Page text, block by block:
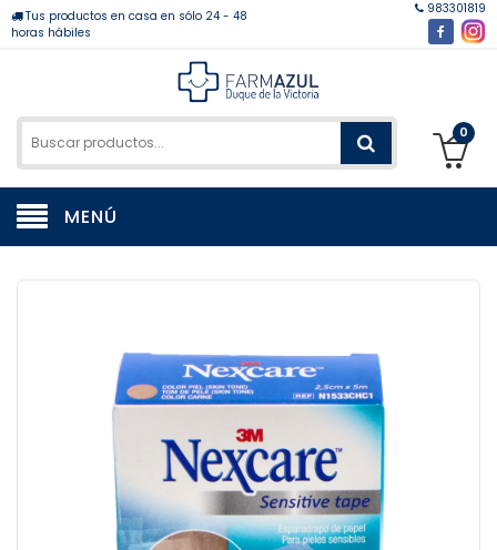
Tus productos en casa en sólo 24 - 48
horas hábiles
983301819
0
MENÚ